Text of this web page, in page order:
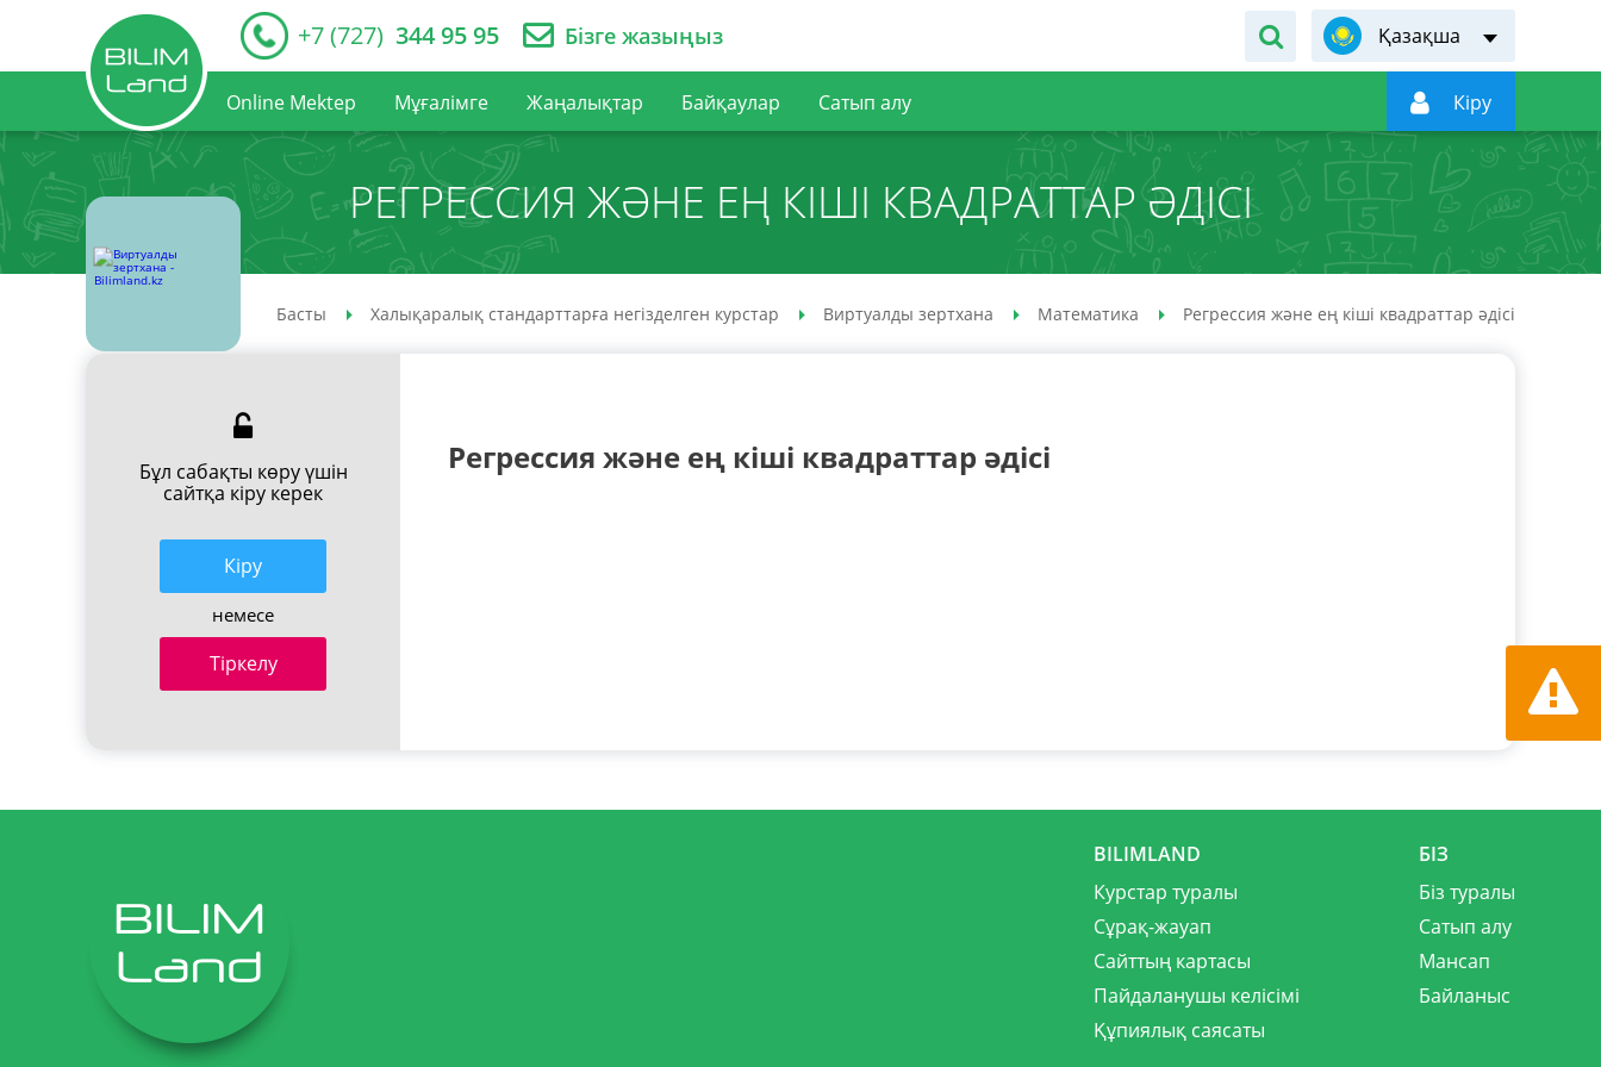
+7 (727) 344 95 95 Бізге жазыңыз Қазақша
Online Mektep Мұғалімге Жаңалықтар Байқаулар Сатып алу  Кiру
РЕГРЕССИЯ ЖӘНЕ ЕҢ КІШІ КВАДРАТТАР ӘДІСІ
Басты Халықаралық стандарттарға негізделген курстар Виртуалды зертхана Математика Регрессия және ең кіші квадраттар әдісі
Бұл сабақты көру үшін
сайтқа кіру керек
Кiру
немесе
Тіркелу
Регрессия және ең кіші квадраттар әдісі
Қате
BILIMLAND
Курстар туралы
Сұрақ-жауап
Сайттың картасы
Пайдаланушы келісімі
Құпиялық саясаты
БІЗ
Біз туралы
Сатып алу
Мансап
Байланыс